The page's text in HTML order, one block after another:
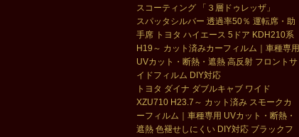
スコーティング 「３層ドゥレッザ」
スパッタシルバー 透過率50％ 運転席・助
手席 トヨタ ハイエース 5ドア KDH210系
H19～ カット済みカーフィルム｜車種専用
UVカット・断熱・遮熱 高反射 フロントサ
イドフィルム DIY対応
トヨタ ダイナ ダブルキャブ ワイド
XZU710 H23.7～ カット済み スモークカ
ーフィルム｜車種専用 UVカット・断熱・
遮熱 色褪せしにくい DIY対応 ブラックフ